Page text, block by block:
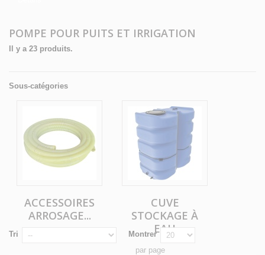
POMPE POUR PUITS ET IRRIGATION
Il y a 23 produits.
Sous-catégories
ACCESSOIRES
ARROSAGE...
CUVE
STOCKAGE À
EAU
Tri
Montrer
par page